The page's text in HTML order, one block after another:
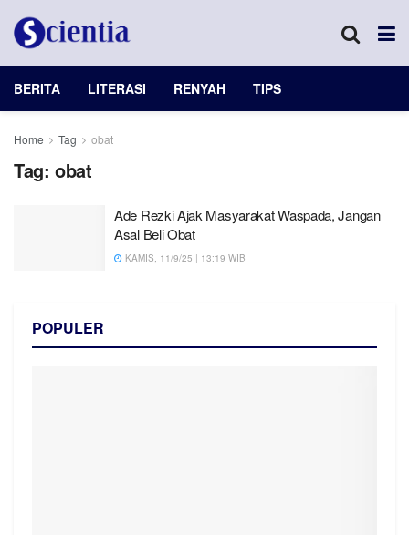
BERITA LITERASI RENYAH TIPS
Home Tag obat
Tag: obat
Ade Rezki Ajak Masyarakat Waspada, Jangan
Asal Beli Obat
KAMIS, 11/9/25 | 13:19 WIB
POPULER